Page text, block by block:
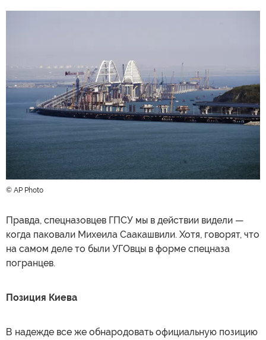
© AP Photo
Правда, спецназовцев ГПСУ мы в действии видели —
когда паковали Михеила Саакашвили. Хотя, говорят, что
на самом деле то были УГОвцы в форме спецназа
погранцев.
Позиция Киева
В надежде все же обнародовать официальную позицию